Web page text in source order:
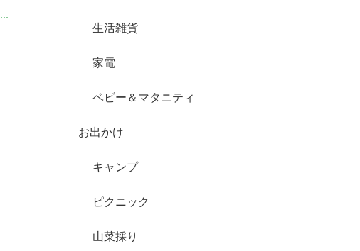
生活雑貨
家電
ベビー＆マタニティ
お出かけ
キャンプ
ピクニック
山菜採り